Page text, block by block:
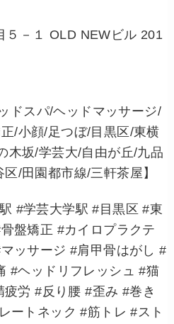
５－１ OLD NEWビル 201
ドスパ/ヘッドマッサージ/
/小顔/足つぼ/目黒区/東横
木坂/学芸大/自由が丘/九品
/田園都市線/三軒茶屋】
#学芸大学駅 #目黒区 #東
盤矯正 #カイロプラクテ
ッサージ #肩甲骨はがし #
#ヘッドリフレッシュ #猫
労 #反り腰 #歪み #巻き
ートネック #筋トレ #スト